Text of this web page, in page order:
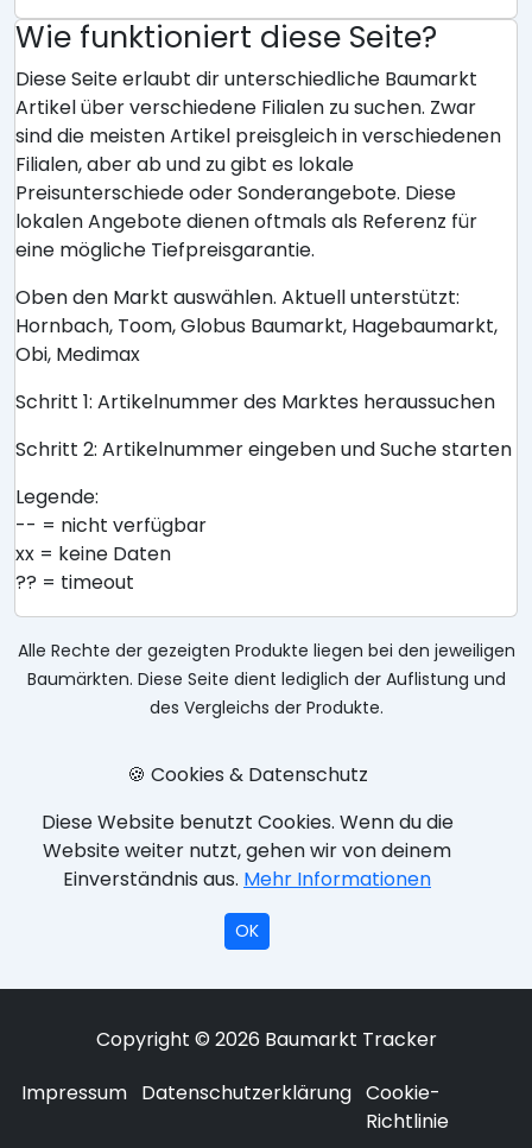
Wie funktioniert diese Seite?
Diese Seite erlaubt dir unterschiedliche Baumarkt
Artikel über verschiedene Filialen zu suchen. Zwar
sind die meisten Artikel preisgleich in verschiedenen
Filialen, aber ab und zu gibt es lokale
Preisunterschiede oder Sonderangebote. Diese
lokalen Angebote dienen oftmals als Referenz für
eine mögliche Tiefpreisgarantie.
Oben den Markt auswählen. Aktuell unterstützt:
Hornbach, Toom, Globus Baumarkt, Hagebaumarkt,
Obi, Medimax
Schritt 1: Artikelnummer des Marktes heraussuchen
Schritt 2: Artikelnummer eingeben und Suche starten
Legende:
-- = nicht verfügbar
xx = keine Daten
?? = timeout
Alle Rechte der gezeigten Produkte liegen bei den jeweiligen
Baumärkten. Diese Seite dient lediglich der Auflistung und
des Vergleichs der Produkte.
🍪 Cookies & Datenschutz
Diese Website benutzt Cookies. Wenn du die
Website weiter nutzt, gehen wir von deinem
Einverständnis aus. Mehr Informationen
OK
Copyright © 2026 Baumarkt Tracker
Impressum Datenschutzerklärung Cookie-
Richtlinie